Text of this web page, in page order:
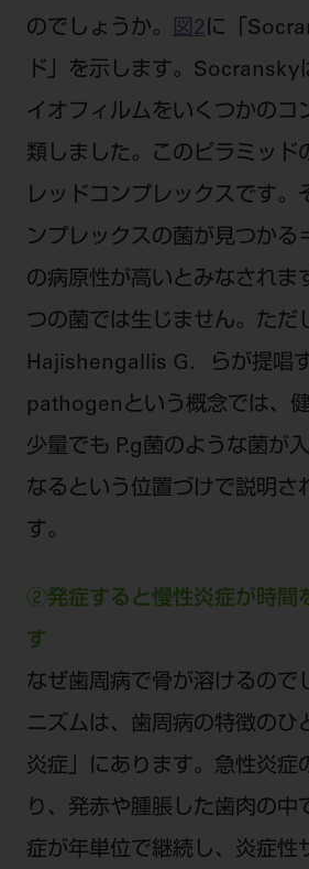
のでしょうか。
図2 に「
ド」を示します。Socransky
イオフィルムをいくつかのコ
類しました。このピラミッド
レッドコンプレックスです。
ンプレックスの菌が見つかる
の病原性が高いとみなされま
つの菌では生じません。ただ
Hajishengallis G．らが提唱
pathogenという概念では、
少量でも P.g菌のような菌が
なるという位置づけで説明さ
す。
②発症すると慢性炎症が時間
す
なぜ歯周病で骨が溶けるので
ニズムは、歯周病の特徴のひ
炎症」にあります。急性炎症
り、発赤や腫脹した歯肉の中
症が年単位で継続し、炎症性